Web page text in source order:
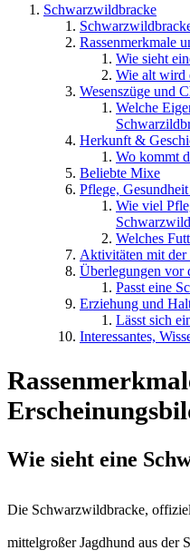
Schwarzwildbracke
Rassenmerkmale
Wie sieht
Wie alt wird
Wesenszüge und
Welche
Herkunft &
Wo kommt
Beliebte Mixe
Pflege,
Wie viel
Welches
Aktivitäten mit
Überlegungen vor
Passt eine
Erziehung und
Lässt sich
Interessantes,
Wie sieht eine
Die Schwarzwildbracke,
mittelgroßer Jagdhund aus der